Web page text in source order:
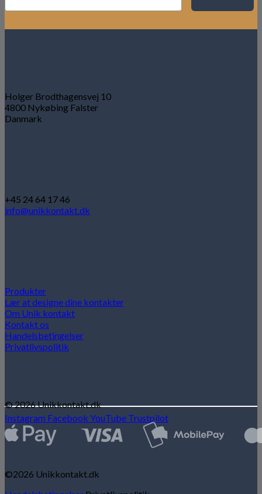
Holger Brodthagensvej 10
4800 Nykøbing Falster
Danmark
+45 24 64 17 46
info@unikkontakt.dk
Produkter
Lær at designe dine kontakter
Om Unik kontakt
Kontakt os
Handelsbetingelser
Privatlivspolitik
Instagram Facebook YouTube Trustpilot
© 2026 Unikkontakt.dk
©2026 Unikkontakt.dk